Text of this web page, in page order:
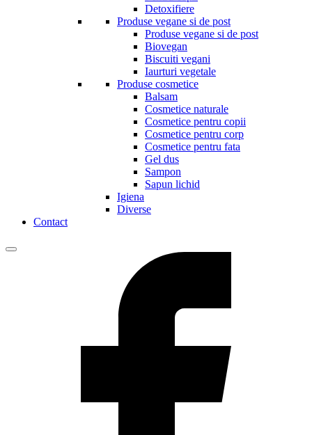
Detoxifiere
Produse vegane si de post
Produse vegane si de post
Biovegan
Biscuiti vegani
Iaurturi vegetale
Produse cosmetice
Balsam
Cosmetice naturale
Cosmetice pentru copii
Cosmetice pentru corp
Cosmetice pentru fata
Gel dus
Sampon
Sapun lichid
Igiena
Diverse
Contact